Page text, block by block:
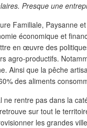
Presque une
Familiale, Paysanne
économique et
en œuvre des
agro-productifs.
Ainsi que la pêche
des aliments
ne rentre pas dans la
sur tout le
les grandes